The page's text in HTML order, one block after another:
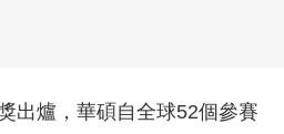
出爐，華碩自全球52個參賽